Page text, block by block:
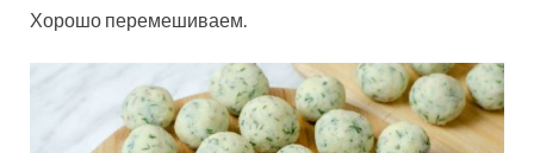
Хорошо перемешиваем.